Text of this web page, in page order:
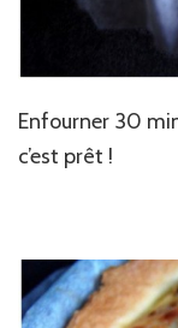
Enfourner 30
c’est prêt !